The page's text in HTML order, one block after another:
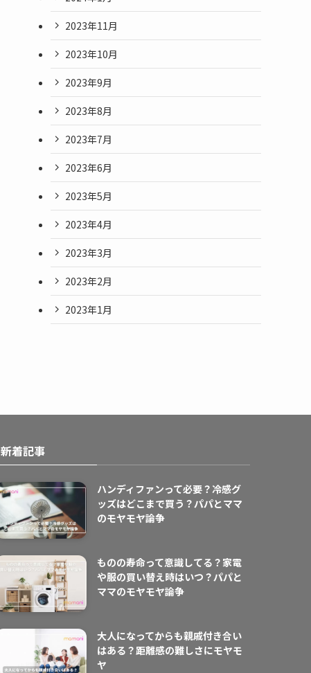
2023年11月
2023年10月
2023年9月
2023年8月
2023年7月
2023年6月
2023年5月
2023年4月
2023年3月
2023年2月
2023年1月
新着記事
ハンディファンって必要？冷感グ
ッズはどこまで買う？パパとママ
のモヤモヤ論争
ものの寿命って意識してる？家電
や服の買い替え時はいつ？パパと
ママのモヤモヤ論争
大人になってからも親戚付き合い
はある？距離感の難しさにモヤモ
ヤ